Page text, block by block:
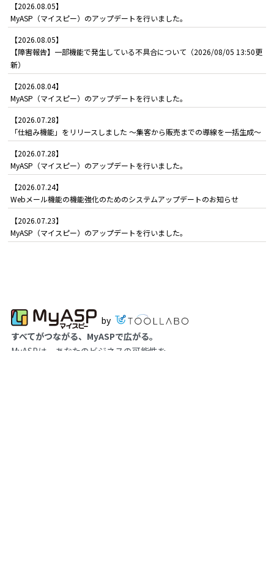
【2026.08.05】
MyASP（マイスピー）のアップデートを行いました。
【2026.08.05】
【障害報告】一部機能で発生している不具合について（2026/08/05 13:50更
新）
【2026.08.04】
MyASP（マイスピー）のアップデートを行いました。
【2026.07.28】
「仕組み機能」をリリースしました ～集客から販売までの導線を一括生成～
【2026.07.28】
MyASP（マイスピー）のアップデートを行いました。
【2026.07.24】
Webメール機能の機能強化のためのシステムアップデートのお知らせ
【2026.07.23】
MyASP（マイスピー）のアップデートを行いました。
by
すべてがつながる、MyASPで広がる。
MyASPは、あなたのビジネスの可能性を